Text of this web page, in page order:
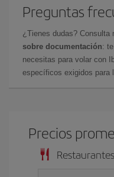
Preguntas
¿Tienes dudas? Consulta
sobre documentación:
necesitas para volar con
específicos exigidos para
Precios
Restaurantes